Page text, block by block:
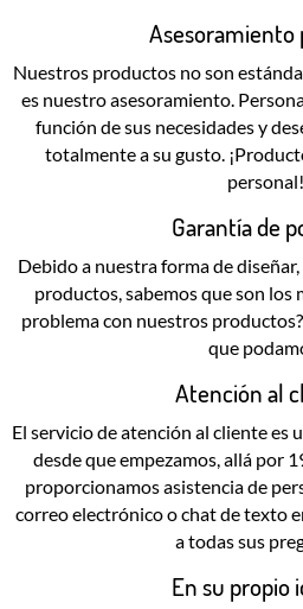
Asesoramiento
Nuestros productos no son
es nuestro asesoramiento.
función de sus necesidades y
totalmente a su gusto.
personal!
Garantía de
Debido a nuestra forma de
productos, sabemos que son los
problema con nuestros
que
Atención al
El servicio de atención al cliente es
desde que empezamos, allá por
proporcionamos asistencia de
correo electrónico o chat de texto
a todas sus
En su propio